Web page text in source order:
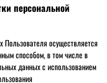
персональной
осуществляется
способом, в том числе в
данных с использованием